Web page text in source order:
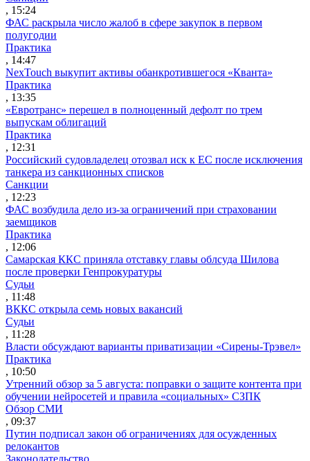
, 15:24
ФАС раскрыла число жалоб в сфере закупок в первом
полугодии
Практика
, 14:47
NexTouch выкупит активы обанкротившегося «Кванта»
Практика
, 13:35
«Евротранс» перешел в полноценный дефолт по трем
выпускам облигаций
Практика
, 12:31
Российский судовладелец отозвал иск к ЕС после исключения
танкера из санкционных списков
Санкции
, 12:23
ФАС возбудила дело из-за ограничений при страховании
заемщиков
Практика
, 12:06
Самарская ККС приняла отставку главы облсуда Шилова
после проверки Генпрокуратуры
Судьи
, 11:48
ВККС открыла семь новых вакансий
Судьи
, 11:28
Власти обсуждают варианты приватизации «Сирены-Трэвел»
Практика
, 10:50
Утренний обзор за 5 августа: поправки о защите контента при
обучении нейросетей и правила «социальных» СЗПК
Обзор СМИ
, 09:37
Путин подписал закон об ограничениях для осужденных
релокантов
Законодательство